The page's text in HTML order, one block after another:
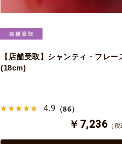
【店舗受取】シャンティ・フレー
(18cm)
4.9 （86）
￥7,236 （税